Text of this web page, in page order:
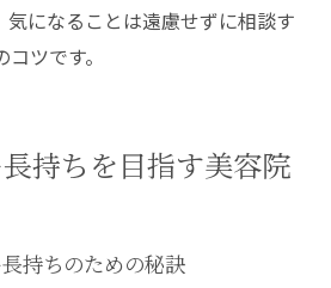
気になることは遠慮せずに相談す
ツです。
持ちを目指す美容院
持ちのための秘訣